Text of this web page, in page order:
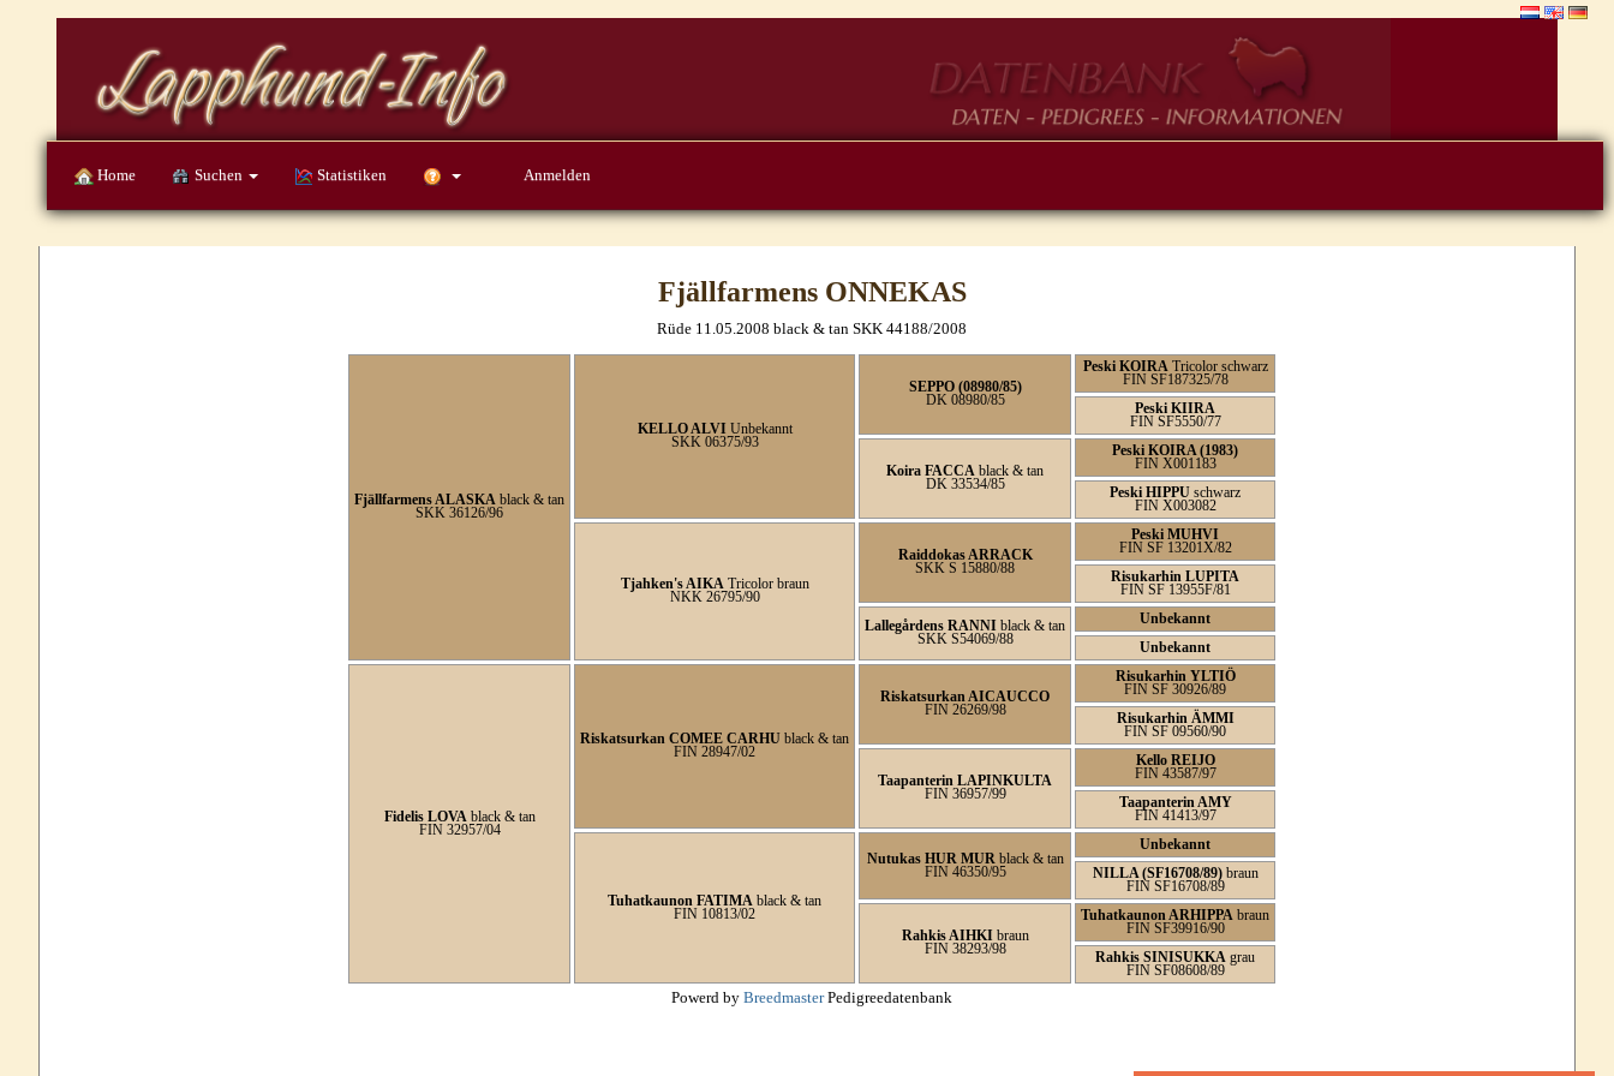
Home Suchen Statistiken Anmelden
Fjällfarmens ONNEKAS
Rüde 11.05.2008 black & tan SKK 44188/2008
Fjällfarmens ALASKA black & tan
SKK 36126/96
KELLO ALVIUnbekannt
SKK 06375/93
SEPPO (08980/85)
DK 08980/85
Peski KOIRATricolor schwarz
FIN SF187325/78
Peski KIIRA
FIN SF5550/77
Koira FACCA black & tan
DK 33534/85
Peski KOIRA (1983)
FIN X001183
Peski HIPPU schwarz
FIN X003082
Tjahken's AIKATricolor braun
NKK 26795/90
Raiddokas ARRACK
SKK S 15880/88
Peski MUHVI
FIN SF 13201X/82
Risukarhin LUPITA
FIN SF 13955F/81
Lallegårdens RANNI black & tan
SKK S54069/88
Unbekannt
Unbekannt
Fidelis LOVAblack & tan
FIN 32957/04
Riskatsurkan COMEE CARHU black & tan
FIN 28947/02
Riskatsurkan AICAUCCO
FIN 26269/98
Risukarhin YLTIÖ
FIN SF 30926/89
Risukarhin ÄMMI
FIN SF 09560/90
Taapanterin LAPINKULTA
FIN 36957/99
Kello REIJO
FIN 43587/97
Taapanterin AMY
FIN 41413/97
Tuhatkaunon FATIMA black & tan
FIN 10813/02
Nutukas HUR MURblack & tan
FIN 46350/95
Unbekannt
NILLA (SF16708/89)braun
FIN SF16708/89
Rahkis AIHKIbraun
FIN 38293/98
Tuhatkaunon ARHIPPA braun
FIN SF39916/90
Rahkis SINISUKKA grau
FIN SF08608/89
Powerd by BreedmasterPedigreedatenbank